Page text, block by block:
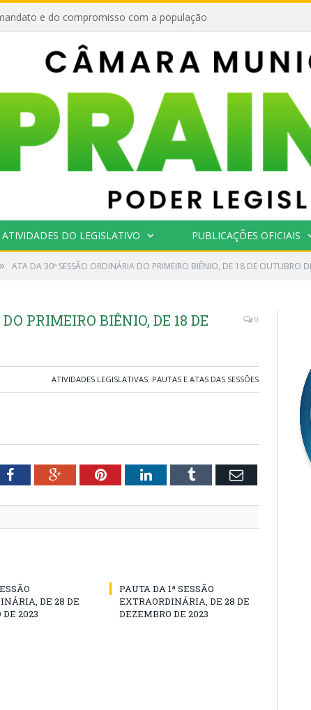
e do compromisso com a população
ATIVIDADES DO LEGISLATIVO PUBLICAÇÕES OFICIAIS
» ATA DA 30ª SESSÃO ORDINÁRIA DO PRIMEIRO BIÊNIO, DE 18 DE OUTUBRO
PRIMEIRO BIÊNIO, DE 18 DE
0
ATIVIDADES LEGISLATIVAS, PAUTAS E ATAS DAS SESSÕES
FacebookGoogle+PinterestLinkedInTumblr Email
DE 28 DE
2023
PAUTA DA 1ª SESSÃO
EXTRAORDINÁRIA, DE 28 DE
DEZEMBRO DE 2023